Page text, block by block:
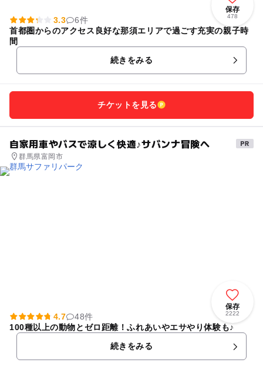
保存
478
3.3
6件
首都圏からのアクセス良好な那須エリアで過ごす充実の親子時
間
続きをみる
チケットを見る
自家用車やバスで涼しく快適♪サバンナ冒険へ
群馬県富岡市
保存
2222
4.7
48件
100種以上の動物とゼロ距離！ふれあいやエサやり体験も♪
続きをみる